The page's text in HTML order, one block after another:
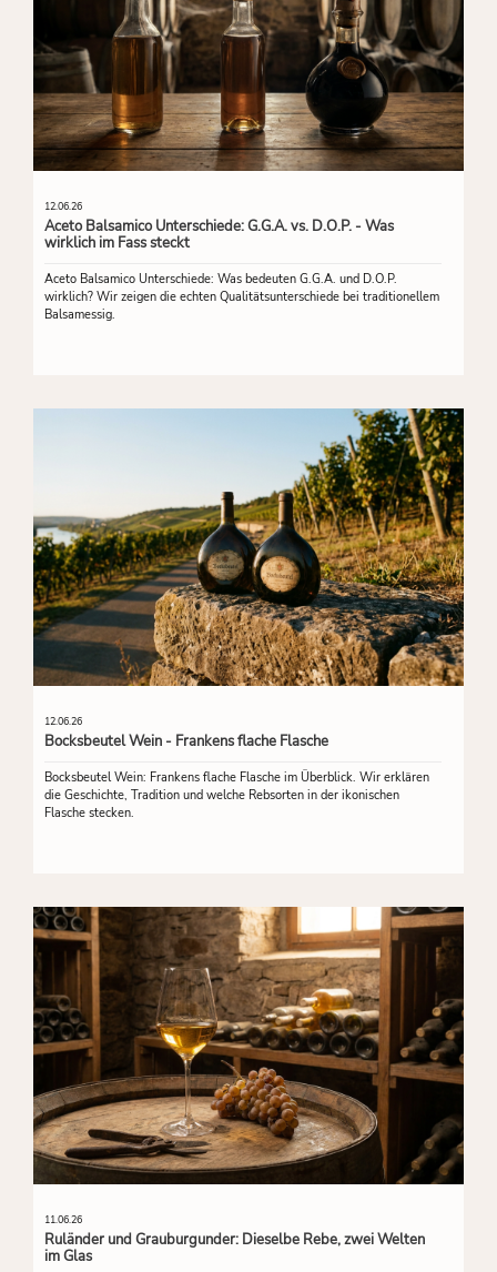
12.06.26
Aceto Balsamico Unterschiede: G.G.A. vs. D.O.P. - Was
wirklich im Fass steckt
Aceto Balsamico Unterschiede: Was bedeuten G.G.A. und D.O.P.
wirklich? Wir zeigen die echten Qualitätsunterschiede bei traditionellem
Balsamessig.
12.06.26
Bocksbeutel Wein - Frankens flache Flasche
Bocksbeutel Wein: Frankens flache Flasche im Überblick. Wir erklären
die Geschichte, Tradition und welche Rebsorten in der ikonischen
Flasche stecken.
11.06.26
Ruländer und Grauburgunder: Dieselbe Rebe, zwei Welten
im Glas